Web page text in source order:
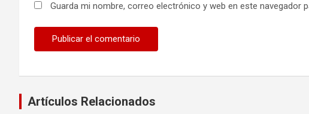
Guarda mi nombre, correo electrónico y web en este navegador
Artículos Relacionados